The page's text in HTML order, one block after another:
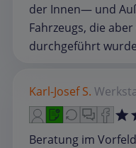
der Innen— und
Fahrzeugs, die
durchgeführt
Karl-Josef S.
Beratung im